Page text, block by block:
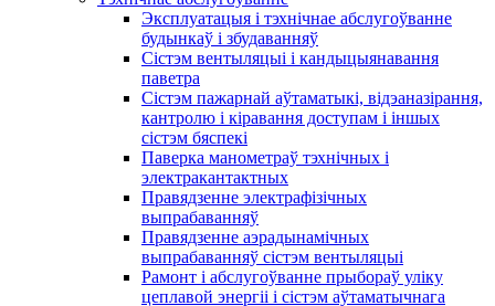
Эксплуатацыя і тэхнічнае абслугоўванне
будынкаў і збудаванняў
Сістэм вентыляцыі і кандыцыянавання
паветра
Сістэм пажарнай аўтаматыкі, відэаназірання,
кантролю і кіравання доступам і іншых
сістэм бяспекі
Паверка манометраў тэхнічных і
электракантактных
Правядзенне электрафізічных
выпрабаванняў
Правядзенне аэрадынамічных
выпрабаванняў сістэм вентыляцыі
Рамонт і абслугоўванне прыбораў уліку
цеплавой энергіі і сістэм аўтаматычнага